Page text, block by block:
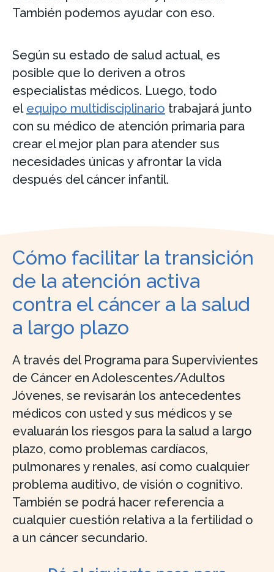
También podemos ayudar con eso.
Según su estado de salud actual, es
posible que lo deriven a otros
especialistas médicos. Luego, todo
el equipo multidisciplinario trabajará junto
con su médico de atención primaria para
crear el mejor plan para atender sus
necesidades únicas y afrontar la vida
después del cáncer infantil.
Cómo facilitar la transición
de la atención activa
contra el cáncer a la salud
a largo plazo
A través del Programa para Supervivientes
de Cáncer en Adolescentes/Adultos
Jóvenes, se revisarán los antecedentes
médicos con usted y sus médicos y se
evaluarán los riesgos para la salud a largo
plazo, como problemas cardíacos,
pulmonares y renales, así como cualquier
problema auditivo, de visión o cognitivo.
También se podrá hacer referencia a
cualquier cuestión relativa a la fertilidad o
a un cáncer secundario.